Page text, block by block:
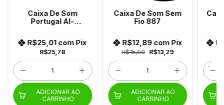
Caixa De Som
Portugal Al-
R$25,78
R$25,01 com Pix
ADICIONAR AO
CARRINHO
Caixa De Som Sem
Fio 887
R$15,00 R$13,29
R$12,89 com Pix
ADICIONAR AO
CARRINHO